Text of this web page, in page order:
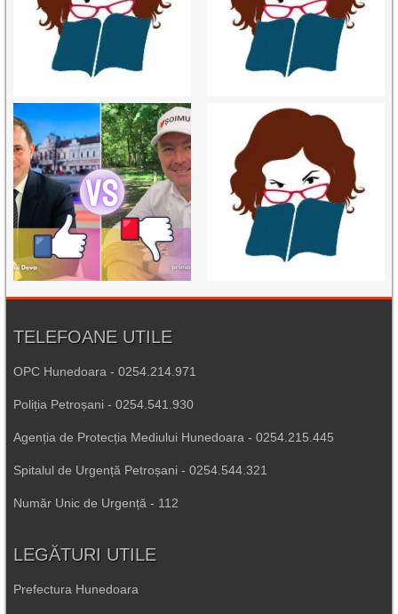
TELEFOANE UTILE
OPC Hunedoara - 0254.214.971
Poliția Petroșani - 0254.541.930
Agenția de Protecția Mediului Hunedoara - 0254.215.445
Spitalul de Urgență Petroșani - 0254.544.321
Număr Unic de Urgență - 112
LEGĂTURI UTILE
Prefectura Hunedoara